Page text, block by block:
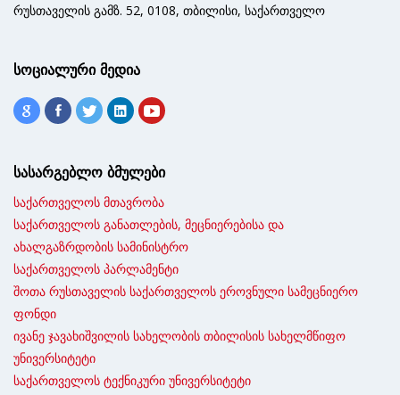
რუსთაველის გამზ. 52, 0108, თბილისი, საქართველო
სოციალური მედია
სასარგებლო ბმულები
საქართველოს მთავრობა
საქართველოს განათლების, მეცნიერებისა და
ახალგაზრდობის სამინისტრო
საქართველოს პარლამენტი
შოთა რუსთაველის საქართველოს ეროვნული სამეცნიერო
ფონდი
ივანე ჯავახიშვილის სახელობის თბილისის სახელმწიფო
უნივერსიტეტი
საქართველოს ტექნიკური უნივერსიტეტი